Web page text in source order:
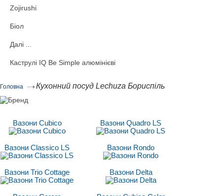
Zojirushi
Біол
Далі ...
Каструлі IQ Be Simple алюмінієві
Головна Кухонний посуд Lechuza Бориспіль
Вазони Cubico Вазони Quadro LS
Вазони Classico LS Вазони Rondo
Вазони Trio Cottage Вазони Delta